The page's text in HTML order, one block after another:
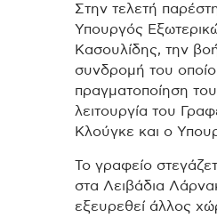
Στην τελετή
Υπουργός
Κασουλίδης, την
συνδρομή του
πραγματοποίηση
λειτουργία του
Κλούγκε και ο
Το γραφείο
στα Λειβάδια
εξευρεθεί άλλος